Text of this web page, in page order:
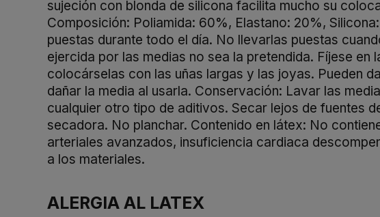
sujeción con blonda de silicona facilita mucho su
Composición: Poliamida: 60%, Elastano: 20%,
puestas durante todo el día. No llevarlas puestas
ejercida por las medias no sea la pretendida. Fíjese
colocárselas con las uñas largas y las joyas. Pueden
dañar la media al usarla. Conservación: Lavar las
cualquier otro tipo de aditivos. Secar lejos de fuentes
secadora. No planchar. Contenido en látex: No
arteriales avanzados, insuficiencia cardiaca
a los materiales.
ALERGIA AL LATEX